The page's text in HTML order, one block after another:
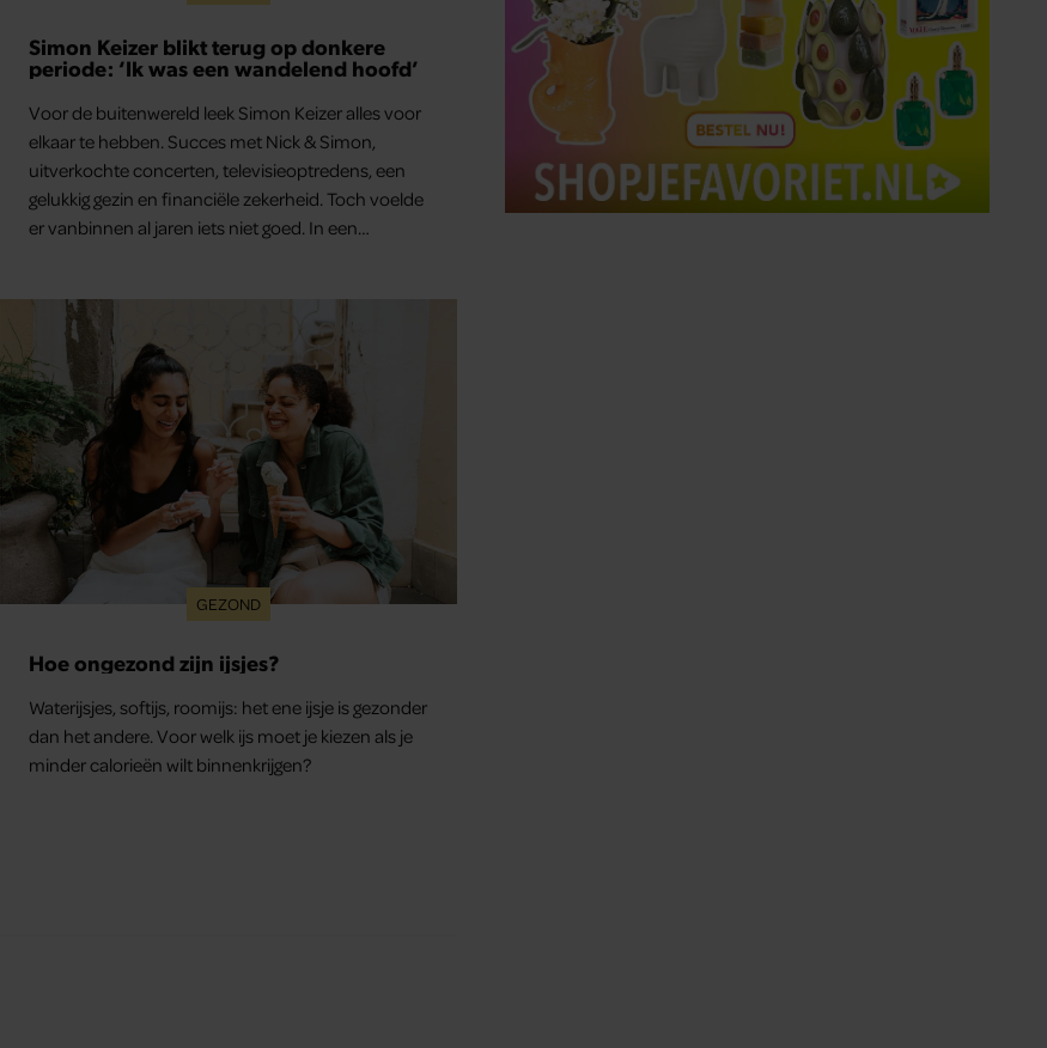
Simon Keizer blikt terug op donkere
periode: ‘Ik was een wandelend hoofd’
Voor de buitenwereld leek Simon Keizer alles voor
elkaar te hebben. Succes met Nick & Simon,
uitverkochte concerten, televisieoptredens, een
gelukkig gezin en financiële zekerheid. Toch voelde
er vanbinnen al jaren iets niet goed. In een
steeds verder van zijn gevoel verwijderd raakte.
GEZOND
Hoe ongezond zijn ijsjes?
Waterijsjes, softijs, roomijs: het ene ijsje is gezonder
dan het andere. Voor welk ijs moet je kiezen als je
minder calorieën wilt binnenkrijgen?